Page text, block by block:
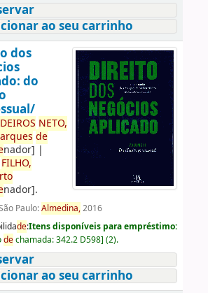
ao seu carrinho
dos
do
DEIROS NETO,
de
nador] |
FILHO,
nador].
Paulo:Almedina,2016
de:Itens disponíveis para empréstimo:
dechamada:342.2 D598] (2).
ao seu carrinho